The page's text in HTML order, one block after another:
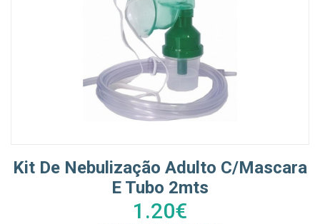
Kit De Nebulização Adulto C/mascara
E Tubo 2mts
1.20€